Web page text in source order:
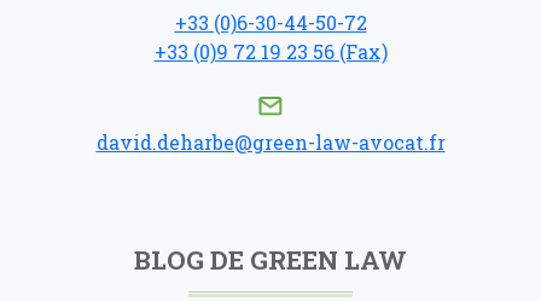
+33 (0)6-30-44-50-72
+33 (0)9 72 19 23 56 (Fax)
david.deharbe@green-law-avocat.fr
BLOG DE GREEN LAW